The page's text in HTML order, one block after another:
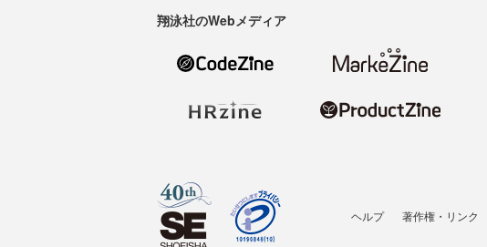
翔泳社のWebメディア
ヘルプ 著作権・リンク